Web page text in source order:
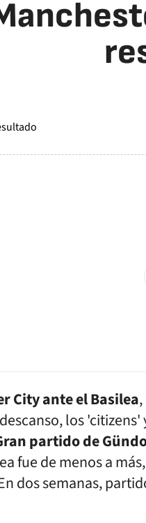
City ante el Basilea
los 'citizens'
partido de
fue de menos a
dos semanas,